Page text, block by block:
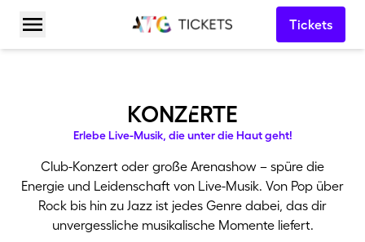
Menü öffnen
Tickets
konzErte
Erlebe Live-Musik, die unter die Haut geht!
Club-Konzert oder große Arenashow – spüre die
Energie und Leidenschaft von Live-Musik. Von Pop über
Rock bis hin zu Jazz ist jedes Genre dabei, das dir
unvergessliche musikalische Momente liefert.